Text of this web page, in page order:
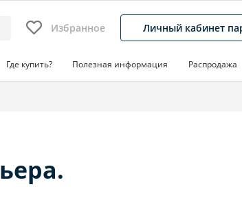
Избранное Личный кабинет
Где купить? Полезная информация Распродажа